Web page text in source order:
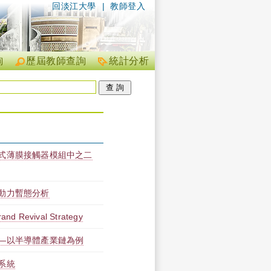
| 教師登入
回淡江大學
統計分析
歷屆教師查詢
薄膜接觸器模組中之二
力暫態分析
Revival Strategy
以半導體產業鏈為例
統